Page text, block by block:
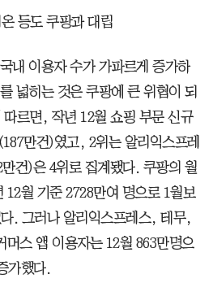
등도 쿠팡과 대립
내 이용자 수가 가파르게 증가하
넓히는 것은 쿠팡에 큰 위협이 되
르면, 작년 12월 쇼핑 부문 신규
만건)였고, 2위는 알리익스프레
건)은 4위로 집계됐다. 쿠팡의 월
12월 기준 2728만여 명으로 1월보
. 그러나 알리익스프레스, 테무,
머스 앱 이용자는 12월 863만명으
가했다.